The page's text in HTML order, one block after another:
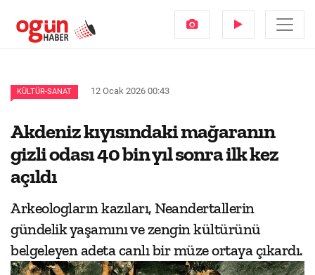
KÜLTÜR-SANAT 12 Ocak 2026 00:43
Akdeniz kıyısındaki mağaranın
gizli odası 40 bin yıl sonra ilk kez
açıldı
Arkeologların kazıları, Neandertallerin
gündelik yaşamını ve zengin kültürünü
belgeleyen adeta canlı bir müze ortaya çıkardı.